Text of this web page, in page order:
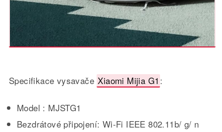
Specifikace vysavače Xiaomi Mijia G1 :
Model : MJSTG1
Bezdrátové připojení: Wi-Fi IEEE 802.11b/ g/ n